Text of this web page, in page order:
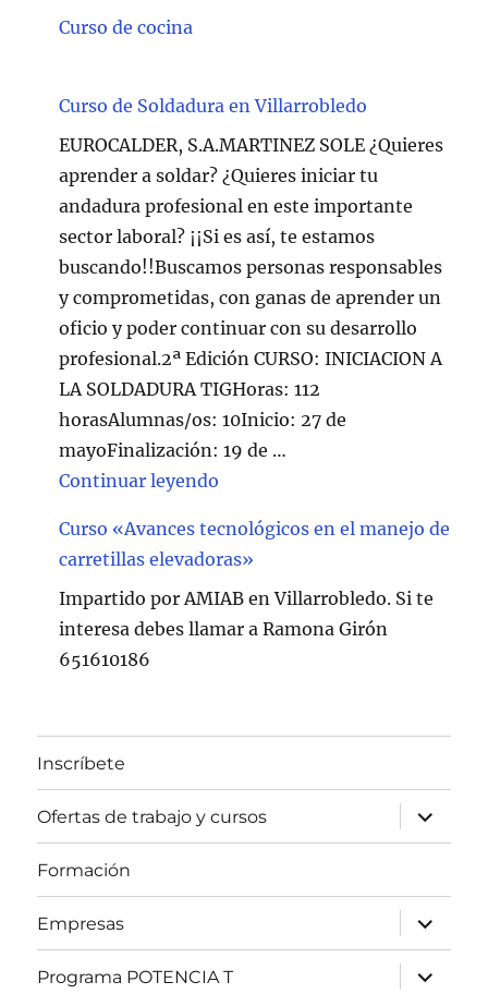
Curso de cocina
Curso de Soldadura en Villarrobledo
EUROCALDER, S.A.MARTINEZ SOLE ¿Quieres
aprender a soldar? ¿Quieres iniciar tu
andadura profesional en este importante
sector laboral? ¡¡Si es así, te estamos
buscando!!Buscamos personas responsables
y comprometidas, con ganas de aprender un
oficio y poder continuar con su desarrollo
profesional.2ª Edición CURSO: INICIACION A
LA SOLDADURA TIGHoras: 112
horasAlumnas/os: 10Inicio: 27 de
mayoFinalización: 19 de …
Continuar leyendo
Curso «Avances tecnológicos en el manejo de
carretillas elevadoras»
Impartido por AMIAB en Villarrobledo. Si te
interesa debes llamar a Ramona Girón
651610186
Inscríbete
Ofertas de trabajo y cursos
expande
el
menú
Formación
Empresas
expande
el
menú
inferior
Programa POTENCIA T
expande
el